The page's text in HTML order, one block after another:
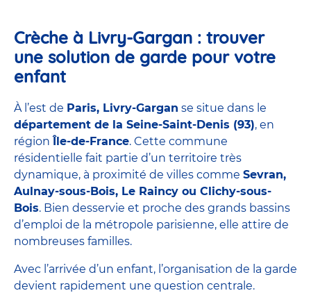
Crèche à Livry-Gargan : trouver
une solution de garde pour votre
enfant
À l’est de Paris, Livry-Gargan se situe dans le
département de la Seine-Saint-Denis (93), en
régionÎle-de-France. Cette commune
résidentielle fait partie d’un territoire très
dynamique, à proximité de villes comme Sevran,
Aulnay-sous-Bois, Le Raincy ou Clichy-sous-
Bois. Bien desservie et proche des grands bassins
d’emploi de la métropole parisienne, elle attire de
nombreuses familles.
Avec l’arrivée d’un enfant, l’organisation de la garde
devient rapidement une question centrale.